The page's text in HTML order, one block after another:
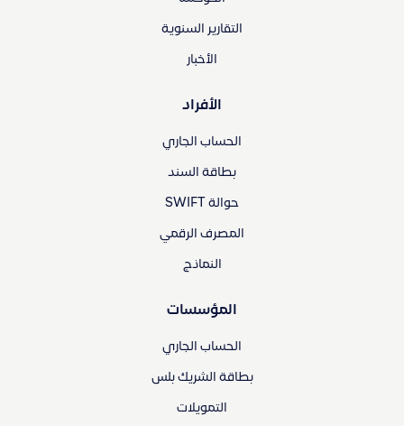
التقارير السنوية
الأخبار
الأفراد
الحساب الجاري
بطاقة السند
حوالة SWIFT
المصرف الرقمي
النماذج
المؤسسات
الحساب الجاري
بطاقة الشريك بلس
التمويلات